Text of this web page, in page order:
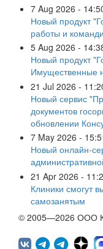
7 Aug 2026 -
Новый продукт
работы и
5 Aug 2026 -
Новый продукт
Имущественные
21 Jul 2026 -
Новый сервис
документов
обновлении
7 May 2026 -
Новый онлайн-
21 Apr 2026 -
Клиники смогут
самозанятым
© 2005—2026 ООО